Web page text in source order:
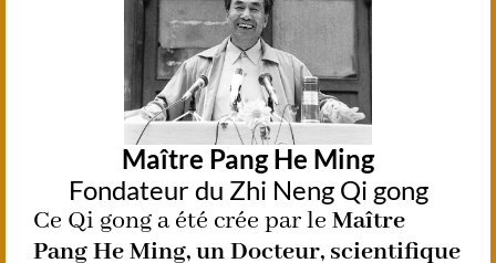
Maître Pang He Ming
Fondateur du Zhi Neng Qi gong
Ce Qi gong a été crée par le Maître
Pang He Ming, un Docteur, scientifique